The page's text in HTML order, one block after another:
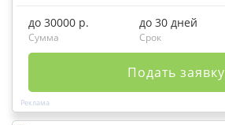
до 30000 р.
Сумма
до 30 дней
Срок
Подать заявку